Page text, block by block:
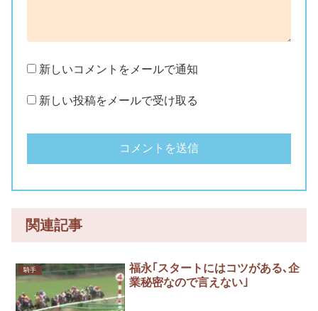
新しいコメントをメールで通知
新しい投稿をメールで受け取る
関連記事
騎手
福永｢スタートにはコツがある､企
業秘密なので言えない｣